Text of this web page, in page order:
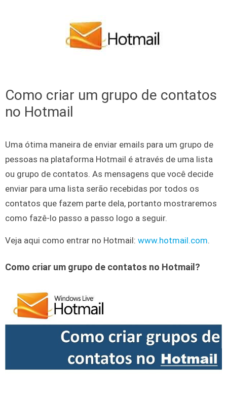
Como criar um grupo de contatos
no Hotmail
Uma ótima maneira de enviar emails para um grupo de
pessoas na plataforma Hotmail é através de uma lista
ou grupo de contatos. As mensagens que você decide
enviar para uma lista serão recebidas por todos os
contatos que fazem parte dela, portanto mostraremos
como fazê-lo passo a passo logo a seguir.
Veja aqui como entrar no Hotmail: www.hotmail.com.
Como criar um grupo de contatos no Hotmail?